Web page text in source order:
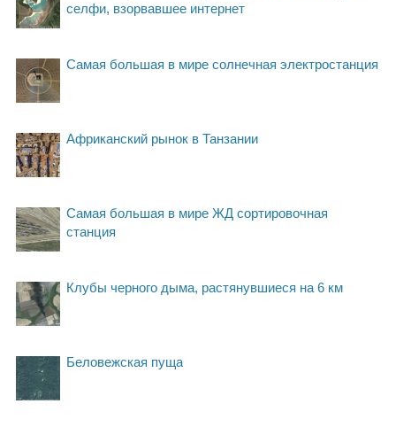
селфи, взорвавшее интернет
Самая большая в мире солнечная электростанция
Африканский рынок в Танзании
Самая большая в мире ЖД сортировочная
станция
Клубы черного дыма, растянувшиеся на 6 км
Беловежская пуща